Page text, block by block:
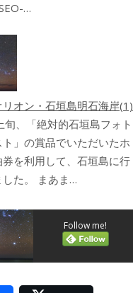
…
オン・石垣島明石海岸(1)
旬、「絶対的石垣島フォト
ト」の賞品でいただいたホ
券を利用して、石垣島に行
した。 まあま…
Follow me!